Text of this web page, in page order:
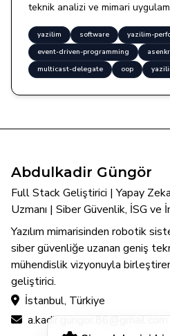
teknik analizi ve mimari
yazilim software
yazilim-
event-driven-programming
multicast-delegate
oop
Abdulkadir Güngör
Full Stack Geliştirici | Yapay
Uzmanı | Siber Güvenlik, İSG ve
Yazılım mimarisinden robotik
siber güvenliğe uzanan geniş
mühendislik vizyonuyla
geliştirici.
İstanbul, Türkiye
a.kadir.gungor.86@gmail.com